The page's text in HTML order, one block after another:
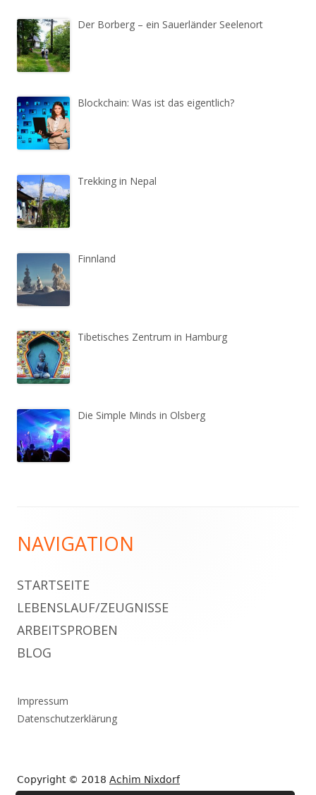
Der Borberg – ein Sauerländer Seelenort
Blockchain: Was ist das eigentlich?
Trekking in Nepal
Finnland
Tibetisches Zentrum in Hamburg
Die Simple Minds in Olsberg
Inhalt
NAVIGATION
STARTSEITE
LEBENSLAUF/ZEUGNISSE
ARBEITSPROBEN
BLOG
Impressum
Datenschutzerklärung
Copyright © 2018 Achim Nixdorf